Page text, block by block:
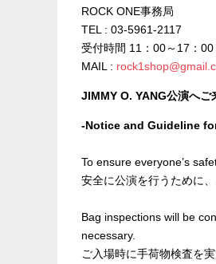
ROCK ONE事務局
TEL : 03-5961-2117
受付時間 11：00～17：00
MAIL :
JIMMY O. YANG公演へご
-Notice and Guideline
To ensure everyone’s
安全に公演を行うために
Bag inspections will be
necessary.
ご入場時に手荷物検査を